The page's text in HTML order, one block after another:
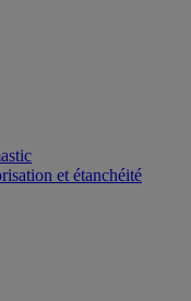
et étanchéité